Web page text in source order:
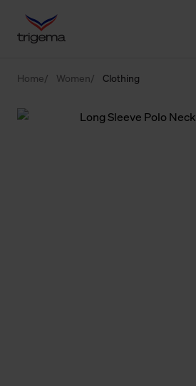
Home Women Clothing